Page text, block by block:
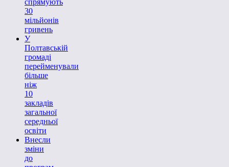
30
мільйонів
гривень
У
Полтавській
громаді
перейменували
більше
ніж
10
закладів
загальної
середньої
освіти
Внесли
зміни
до